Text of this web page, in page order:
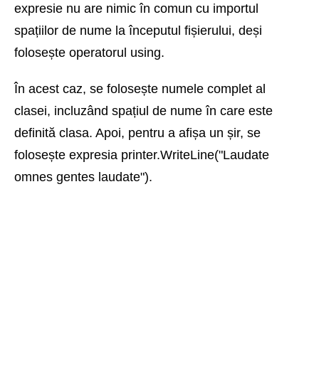
expresie nu are nimic în comun cu importul
spațiilor de nume la începutul fișierului, deși
folosește operatorul using.
În acest caz, se folosește numele complet al
clasei, incluzând spațiul de nume în care este
definită clasa. Apoi, pentru a afișa un șir, se
folosește expresia printer.WriteLine("Laudate
omnes gentes laudate").